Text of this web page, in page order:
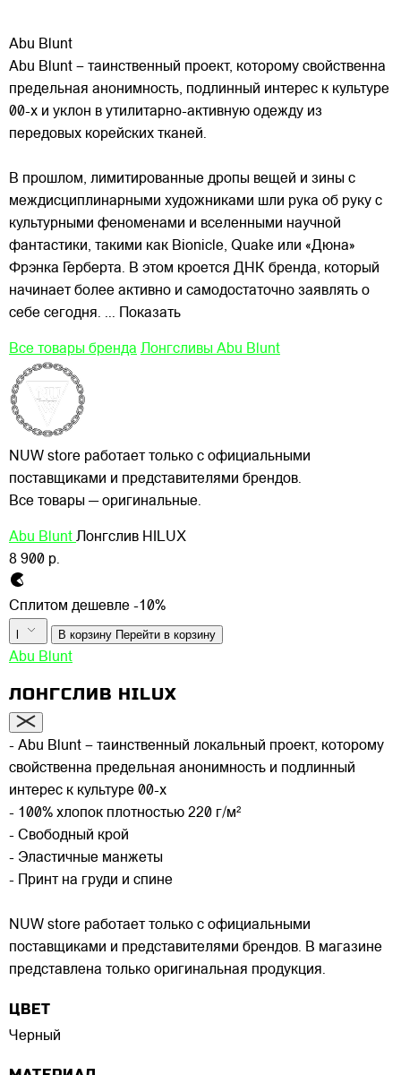
Abu Blunt
Abu Blunt – таинственный проект, которому свойственна
предельная анонимность, подлинный интерес к культуре
00-х и уклон в утилитарно-активную одежду из
передовых корейских тканей.
В прошлом, лимитированные дропы вещей и зины с
междисциплинарными художниками шли рука об руку с
культурными феноменами и вселенными научной
фантастики, такими как Bionicle, Quake или «Дюна»
Фрэнка Герберта. В этом кроется ДНК бренда, который
начинает более активно и самодостаточно заявлять о
себе сегодня. ... Показать
Все товары бренда Лонгсливы Abu Blunt
NUW store работает только с официальными
поставщиками и представителями брендов.
Все товары — оригинальные.
Abu Blunt Лонгслив HILUX
8 900 р.
Сплитом дешевле -10%
l В корзину Перейти в корзину
Abu Blunt
ЛОНГСЛИВ HILUX
- Abu Blunt – таинственный локальный проект, которому
свойственна предельная анонимность и подлинный
интерес к культуре 00-х
- 100% хлопок плотностью 220 г/м²
- Свободный крой
- Эластичные манжеты
- Принт на груди и спине
NUW store работает только с официальными
поставщиками и представителями брендов. В магазине
представлена только оригинальная продукция.
ЦВЕТ
Черный